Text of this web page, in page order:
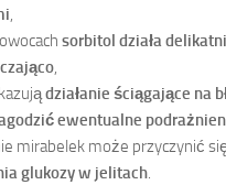
,
sorbitol działa
,
działanie ściągające na
ewentualne
mirabelek może przyczynić
glukozy w jelitach.